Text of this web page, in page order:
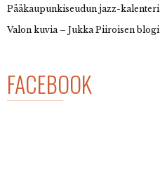
Pääkaupunkiseudun jazz-kalenteri
Valon kuvia – Jukka Piiroisen blogi
FACEBOOK